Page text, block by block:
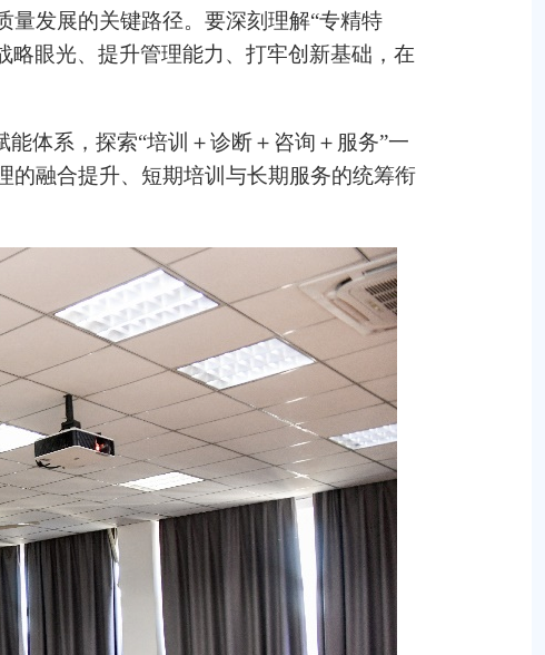
发展的关键路径。要深刻理解“专精特
略眼光、提升管理能力、打牢创新基础，在
体系，探索“培训＋诊断＋咨询＋服务”一
的融合提升、短期培训与长期服务的统筹衔